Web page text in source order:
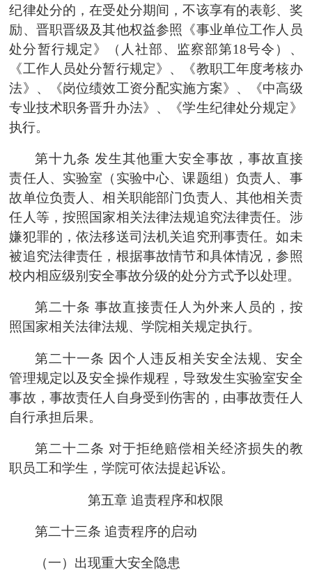
纪律处分的，在受处分期间，不该享有的表彰、奖
励、晋职晋级及其他权益参照《事业单位工作人员
处分暂行规定》（人社部、监察部第18号令）、
《工作人员处分暂行规定》、《教职工年度考核办
法》、《岗位绩效工资分配实施方案》、《中高级
专业技术职务晋升办法》、《学生纪律处分规定》
执行。
第十九条 发生其他重大安全事故，事故直接
责任人、实验室（实验中心、课题组）负责人、事
故单位负责人、相关职能部门负责人、其他相关责
任人等，按照国家相关法律法规追究法律责任。涉
嫌犯罪的，依法移送司法机关追究刑事责任。如未
被追究法律责任，根据事故情节和具体情况，参照
校内相应级别安全事故分级的处分方式予以处理。
第二十条 事故直接责任人为外来人员的，按
照国家相关法律法规、学院相关规定执行。
第二十一条 因个人违反相关安全法规、安全
管理规定以及安全操作规程，导致发生实验室安全
事故，事故责任人自身受到伤害的，由事故责任人
自行承担后果。
第二十二条 对于拒绝赔偿相关经济损失的教
职员工和学生，学院可依法提起诉讼。
第五章 追责程序和权限
第二十三条 追责程序的启动
（一）出现重大安全隐患